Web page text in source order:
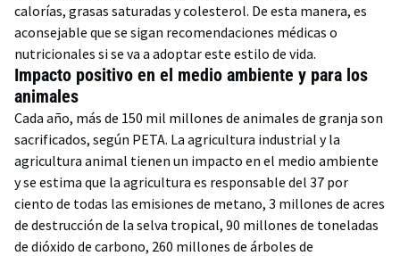
calorías, grasas saturadas y colesterol. De esta manera, es
aconsejable que se sigan recomendaciones médicas o
nutricionales si se va a adoptar este estilo de vida.
Impacto positivo en el medio ambiente y para los
animales
Cada año, más de 150 mil millones de animales de granja son
sacrificados, según PETA. La agricultura industrial y la
agricultura animal tienen un impacto en el medio ambiente
y se estima que la agricultura es responsable del 37 por
ciento de todas las emisiones de metano, 3 millones de acres
de destrucción de la selva tropical, 90 millones de toneladas
de dióxido de carbono, 260 millones de árboles de